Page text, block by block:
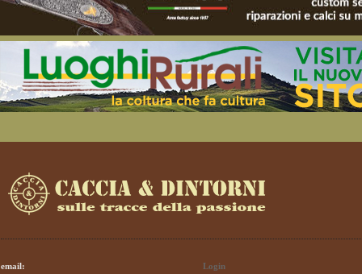
email:
Login